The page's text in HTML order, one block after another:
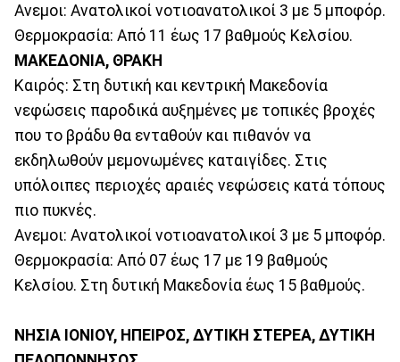
Ανεμοι: Ανατολικοί νοτιοανατολικοί 3 με 5 μποφόρ.
Θερμοκρασία: Από 11 έως 17 βαθμούς Κελσίου.
ΜΑΚΕΔΟΝΙΑ, ΘΡΑΚΗ
Καιρός: Στη δυτική και κεντρική Μακεδονία
νεφώσεις παροδικά αυξημένες με τοπικές βροχές
που το βράδυ θα ενταθούν και πιθανόν να
εκδηλωθούν μεμονωμένες καταιγίδες. Στις
υπόλοιπες περιοχές αραιές νεφώσεις κατά τόπους
πιο πυκνές.
Ανεμοι: Ανατολικοί νοτιοανατολικοί 3 με 5 μποφόρ.
Θερμοκρασία: Από 07 έως 17 με 19 βαθμούς
Κελσίου. Στη δυτική Μακεδονία έως 15 βαθμούς.
ΝΗΣΙΑ ΙΟΝΙΟΥ, ΗΠΕΙΡΟΣ, ΔΥΤΙΚΗ ΣΤΕΡΕΑ, ΔΥΤΙΚΗ